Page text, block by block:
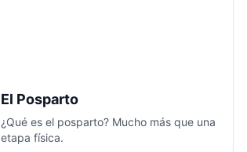
El Posparto
¿Qué es el posparto? Mucho más que una
etapa física.